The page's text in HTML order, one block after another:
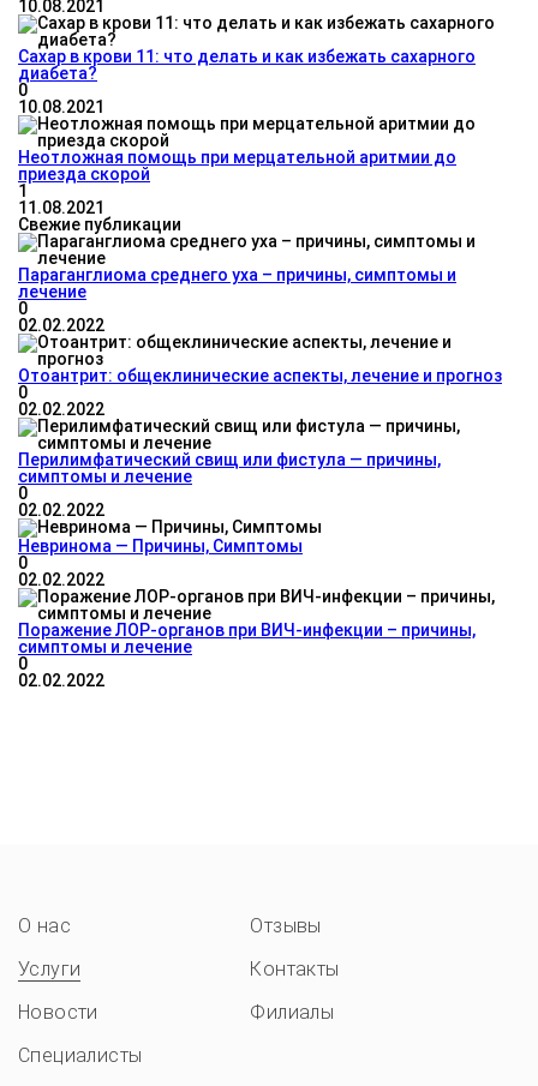
10.08.2021
Сахар в крови 11: что делать и как избежать сахарного
диабета?
0
10.08.2021
Неотложная помощь при мерцательной аритмии до
приезда скорой
1
11.08.2021
Свежие публикации
Параганглиома среднего уха – причины, симптомы и
лечение
0
02.02.2022
Отоантрит: общеклинические аспекты, лечение и прогноз
0
02.02.2022
Перилимфатический свищ или фистула — причины,
симптомы и лечение
0
02.02.2022
Невринома — Причины, Симптомы
0
02.02.2022
Поражение ЛОР-органов при ВИЧ-инфекции – причины,
симптомы и лечение
0
02.02.2022
О нас
Услуги
Новости
Специалисты
Отзывы
Контакты
Филиалы